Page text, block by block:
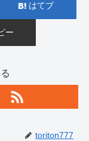
はてブ
ー
toriton777